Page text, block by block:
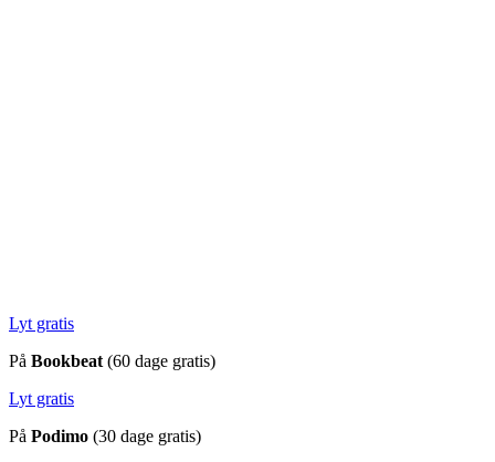
Lyt gratis
På Bookbeat (60 dage gratis)
Lyt gratis
På Podimo (30 dage gratis)